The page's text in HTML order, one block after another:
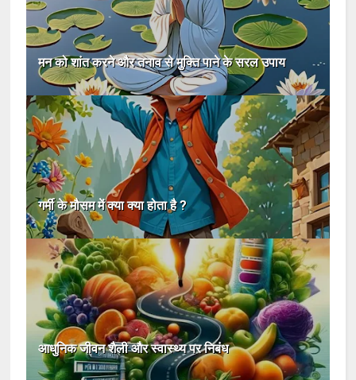
मन को शांत करने और तनाव से मुक्ति पाने के सरल उपाय
गर्मी के मौसम में क्या क्या होता है ?
आधुनिक जीवन शैली और स्वास्थ्य पर निबंध